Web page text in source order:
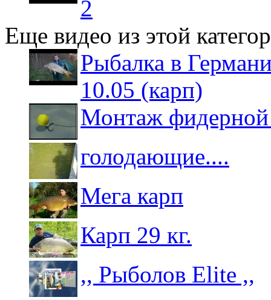
2
Еще видео из этой
Рыбалка в
10.05 (карп)
Монтаж фидерной
голодающие....
Мега карп
Карп 29 кг.
,, Рыболов Elite ,,